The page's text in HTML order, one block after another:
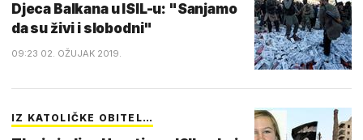
Djeca Balkana u ISIL-u: "Sanjamo
da su živi i slobodni"
09:23 02. OŽUJAK 2019.
IZ KATOLIČKE OBITEL…